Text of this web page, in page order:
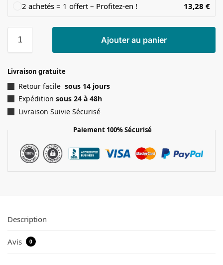
2 achetés = 1 offert – Profitez-en ! 13,28 €
Ajouter au panier
Livraison gratuite
Retour facile sous 14 jours
Expédition sous 24 à 48h
Livraison Suivie Sécurisé
Paiement 100% Sécurisé
Description
Avis 0